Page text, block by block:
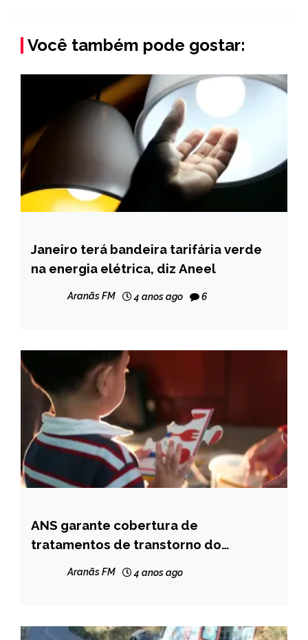
Você também pode gostar:
BRASIL
NOTÍCIAS
Janeiro terá bandeira tarifária verde
na energia elétrica, diz Aneel
Aranãs FM 4 anos ago 6
BRASIL
NOTÍCIAS
ANS garante cobertura de
tratamentos de transtorno do
Aranãs FM 4 anos ago